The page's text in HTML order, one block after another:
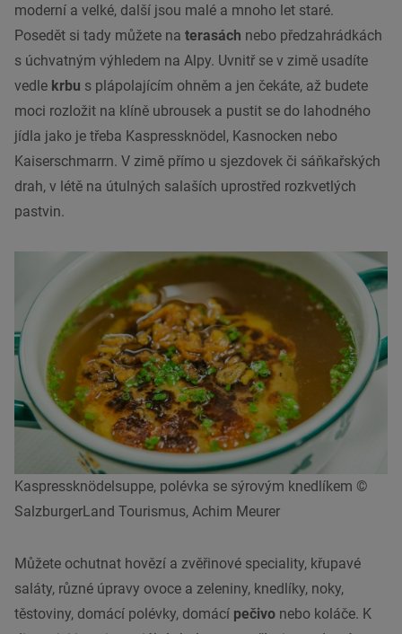
moderní a velké, další jsou malé a mnoho let staré.
Posedět si tady můžete na terasách nebo předzahrádkách
s úchvatným výhledem na Alpy. Uvnitř se v zimě usadíte
vedle krbu s plápolajícím ohněm a jen čekáte, až budete
moci rozložit na klíně ubrousek a pustit se do lahodného
jídla jako je třeba Kaspressknödel, Kasnocken nebo
Kaiserschmarrn. V zimě přímo u sjezdovek či sáňkařských
drah, v létě na útulných salaších uprostřed rozkvetlých
pastvin.
Kaspressknödelsuppe, polévka se sýrovým knedlíkem ©
SalzburgerLand Tourismus, Achim Meurer
Můžete ochutnat hovězí a zvěřinové speciality, křupavé
saláty, různé úpravy ovoce a zeleniny, knedlíky, noky,
těstoviny, domácí polévky, domácí pečivo nebo koláče. K